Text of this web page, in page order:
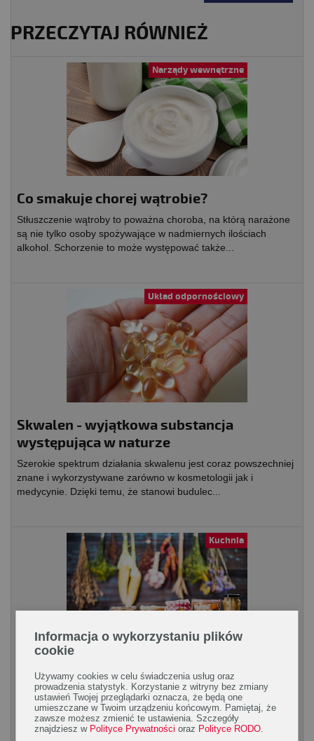
PRZECZYTAJ RÓWNIEŻ
Narządy wewnętrzne
Co smakuje chorej wątrobie?
Stłuszczenie wątroby to poważna choroba, na którą narażone
są nie tylko osoby spożywające w nadmiernych ilościach
alkohol. Schorzenie to może występować także...
Układ odpornościowy
Skwalen - wyjątkowa substancja
występująca w naturze
Szerokie spektrum działania skwalenu jest coraz powszechniej
znane i wykorzystywane zarówno w kosmetologii jak i
medycynie. Dzięki temu, że stanowi budulec...
Kuchnia
Jesienne menu
Przełom lata i jesieni jest okresem zbiorów. To czas
podsumowania rezultatów starań, które włożyliśmy w uprawę
roślin w przydomowych ogródkach lub w...
Informacja o wykorzystaniu plików
cookie
Używamy cookies w celu świadczenia usług oraz
prowadzenia statystyk. Korzystanie z witryny bez zmiany
ustawień Twojej przeglądarki oznacza, że będą one
umieszczane w Twoim urządzeniu końcowym. Pamiętaj, że
zawsze możesz zmienić te ustawienia. Szczegóły
znajdziesz w Polityce Prywatności oraz Polityce RODO